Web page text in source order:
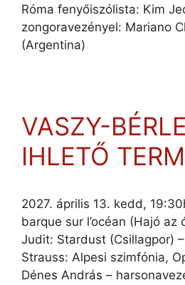
Róma fenyőiszólista: Kim
zongoravezényel: Mariano
(Argentina)
VASZY-
IHLETŐ
2027. április 13. kedd,
barque sur l’océan (Hajó az
Judit: Stardust (Csillagpor)
Strauss: Alpesi szimfónia,
Dénes András –